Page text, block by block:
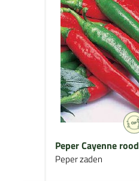
Peper Cayenne rood
Peper zaden